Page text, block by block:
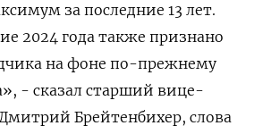
за последние 13 лет.
2024 года также признано
на фоне по-прежнему
- сказал старший вице-
Брейтенбихер, слова